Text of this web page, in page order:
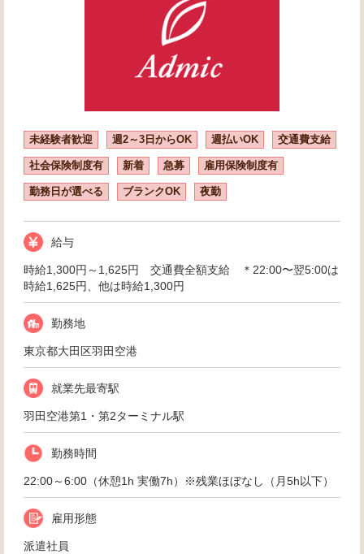
未経験者歓迎 週2～3日からOK 週払いOK 交通費支給
社会保険制度有 新着 急募 雇用保険制度有
勤務日が選べる ブランクOK 夜勤
給与
時給1,300円～1,625円 交通費全額支給 ＊22:00〜翌5:00は
時給1,625円、他は時給1,300円
勤務地
東京都大田区羽田空港
就業先最寄駅
羽田空港第1・第2ターミナル駅
勤務時間
22:00～6:00（休憩1h 実働7h）※残業ほぼなし（月5h以下）
雇用形態
派遣社員